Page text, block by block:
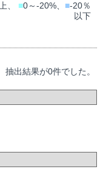
、 ■0～-20%、 ■-20％
以下
抽出結果が0件でした。